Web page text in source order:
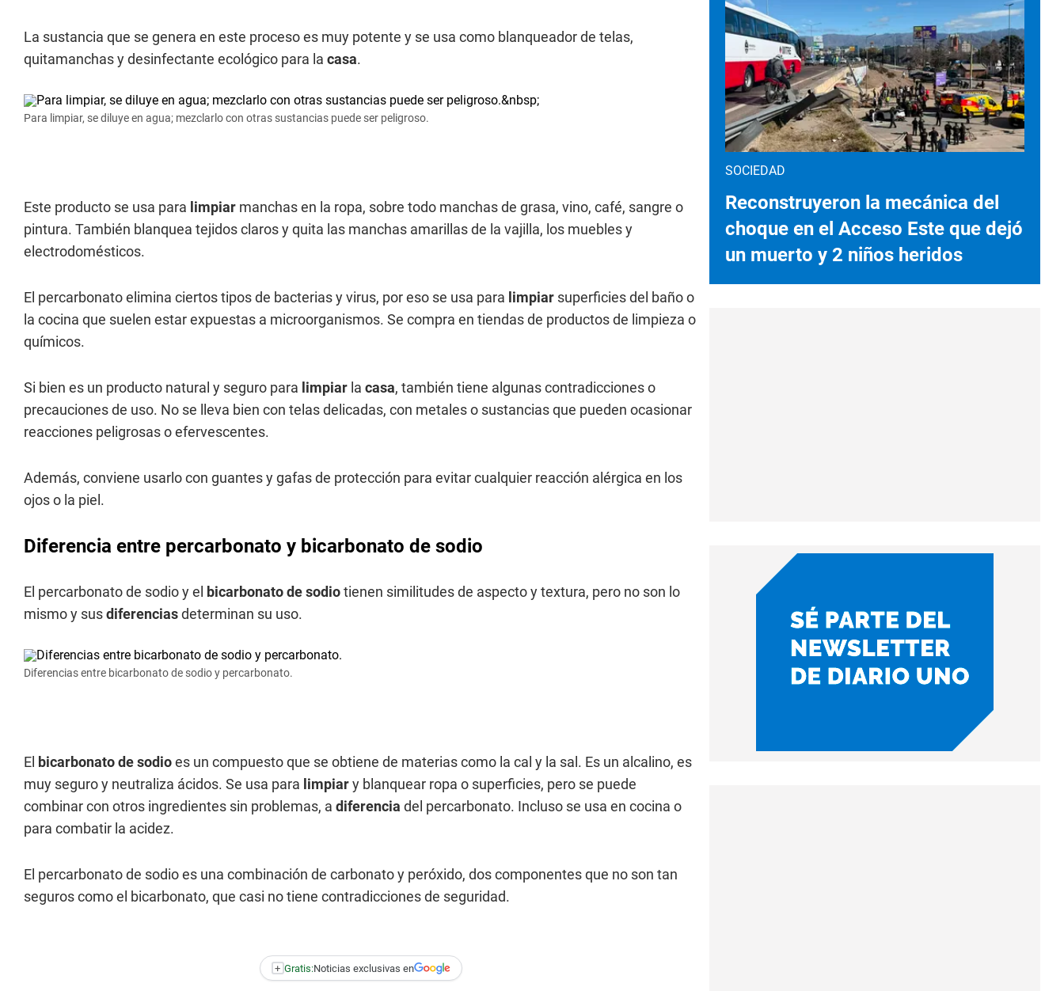
La sustancia que se genera en este proceso es muy potente y se usa como blanqueador de telas,
quitamanchas y desinfectante ecológico para la casa.
Para limpiar, se diluye en agua; mezclarlo con otras sustancias puede ser peligroso.
Este producto se usa para limpiar manchas en la ropa, sobre todo manchas de grasa, vino, café, sangre o
pintura. También blanquea tejidos claros y quita las manchas amarillas de la vajilla, los muebles y
electrodomésticos.
El percarbonato elimina ciertos tipos de bacterias y virus, por eso se usa para limpiar superficies del baño o
la cocina que suelen estar expuestas a microorganismos. Se compra en tiendas de productos de limpieza o
químicos.
Si bien es un producto natural y seguro para limpiar la casa, también tiene algunas contradicciones o
precauciones de uso. No se lleva bien con telas delicadas, con metales o sustancias que pueden ocasionar
reacciones peligrosas o efervescentes.
Además, conviene usarlo con guantes y gafas de protección para evitar cualquier reacción alérgica en los
ojos o la piel.
Diferencia entre percarbonato y bicarbonato de sodio
El percarbonato de sodio y el bicarbonato de sodiotienen similitudes de aspecto y textura, pero no son lo
mismo y susdiferenciasdeterminan su uso.
Diferencias entre bicarbonato de sodio y percarbonato.
El bicarbonato de sodioes un compuesto que se obtiene de materias como la cal y la sal. Es un alcalino, es
muy seguro y neutraliza ácidos. Se usa para limpiary blanquear ropa o superficies, pero se puede
combinar con otros ingredientes sin problemas, a diferencia del percarbonato. Incluso se usa en cocina o
para combatir la acidez.
El percarbonato de sodio es una combinación de carbonato y peróxido, dos componentes que no son tan
seguros como el bicarbonato, que casi no tiene contradicciones de seguridad.
+ Gratis:Noticias exclusivas en
SOCIEDAD
Reconstruyeron la mecánica del
choque en el Acceso Este que dejó
un muerto y 2 niños heridos